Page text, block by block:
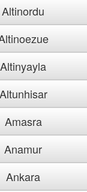
Altinordu
Altinyayla
Altunhisar
Amasra
Anamur
Ankara